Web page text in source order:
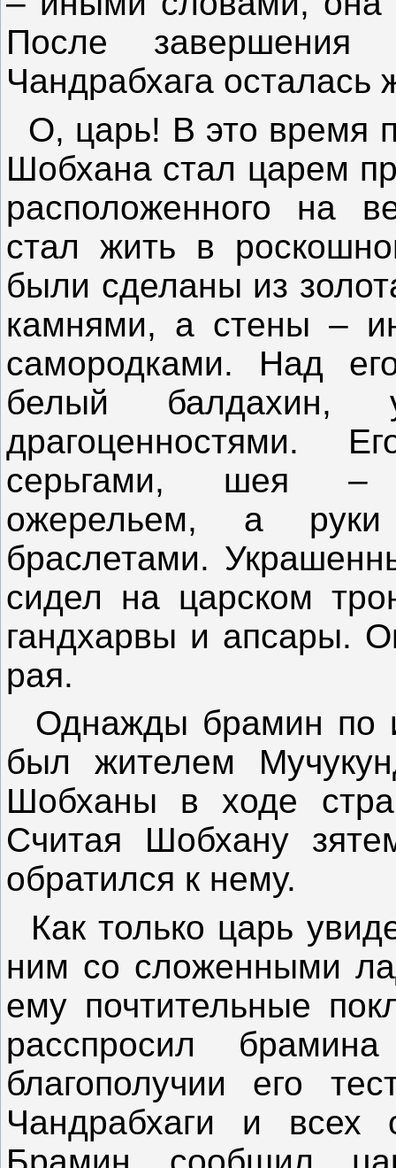
После завершения
Чандрабхага осталась
О, царь! В это время
Шобхана стал царем
расположенного на
стал жить в
были сделаны из
камнями, а стены –
самородками. Над
белый балдахин,
драгоценностями.
серьгами, шея –
ожерельем, а
браслетами.
сидел на царском
гандхарвы и апсары.
рая.
Однажды брамин по
был жителем
Шобханы в ходе
Считая Шобхану
обратился к нему.
Как только царь
ним со сложенными
ему почтительные
расспросил
благополучии его
Чандрабхаги и всех